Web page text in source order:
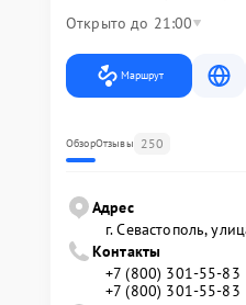
Открыто до 21:00
Маршрут
ОбзорОтзывы 250
Адрес
г. Севастополь,
Контакты
+7 (800) 301-55-83
+7 (800) 301-55-83